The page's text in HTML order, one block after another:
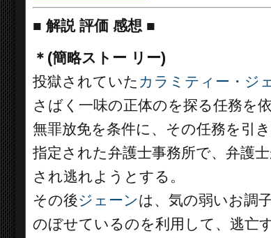
■ 解説 評価 感想 ■
＊(簡略ストー リー)
投獄されていた カラミティー・ジ
さばく一味の正体のを探る任務を
無罪放免を条件に、その任務を引
指定された弁護士事務所で、弁護
され逃れようとする。
その後ジェーンは、気の弱いお調
のぼせているのを利用して、逃亡す